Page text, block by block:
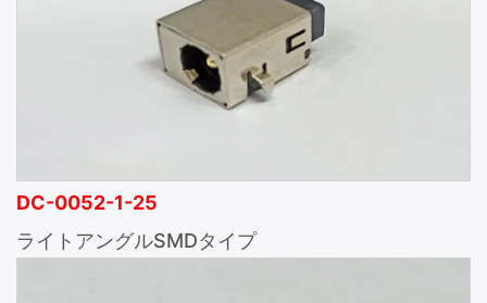
DC-0052-1-25
ライトアングルSMDタイプ